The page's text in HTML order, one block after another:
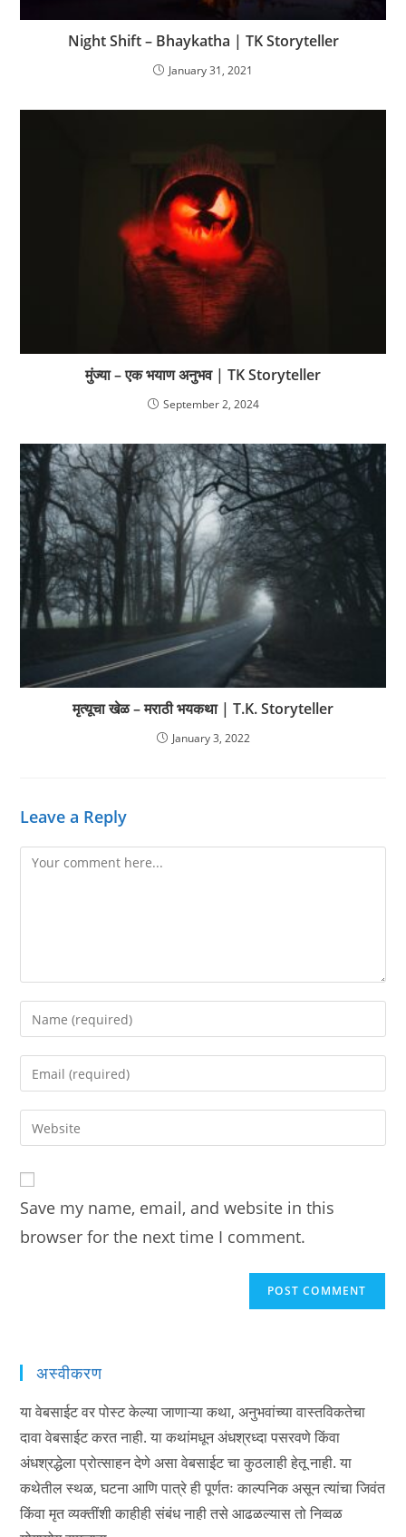
Night Shift – Bhaykatha | TK Storyteller
January 31, 2021
मुंज्या – एक भयाण अनुभव | TK Storyteller
September 2, 2024
मृत्यूचा खेळ – मराठी भयकथा | T.K. Storyteller
January 3, 2022
Leave a Reply
Comment
Enter
your
name
comment
Enter
your
email
address
comment
Enter
your
URL
(optional)
Save my name, email, and website in this
browser for the next time I comment.
अस्वीकरण
या वेबसाईट वर पोस्ट केल्या जाणाऱ्या कथा, अनुभवांच्या वास्तविकतेचा
दावा वेबसाईट करत नाही. या कथांमधून अंधश्रध्दा पसरवणे किंवा
अंधश्रद्धेला प्रोत्साहन देणे असा वेबसाईट चा कुठलाही हेतू नाही. या
कथेतील स्थळ, घटना आणि पात्रे ही पूर्णतः काल्पनिक असून त्यांचा जिवंत
किंवा मृत व्यक्तींशी काहीही संबंध नाही तसे आढळल्यास तो निव्वळ